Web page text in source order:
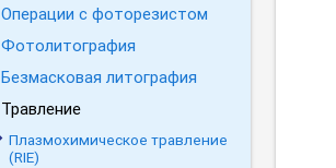
Операции с фоторезистом
Фотолитография
Безмасковая литография
Травление
Плазмохимическое травление
(RIE)